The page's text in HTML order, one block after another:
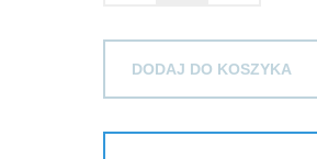
DODAJ DO KOSZYKA